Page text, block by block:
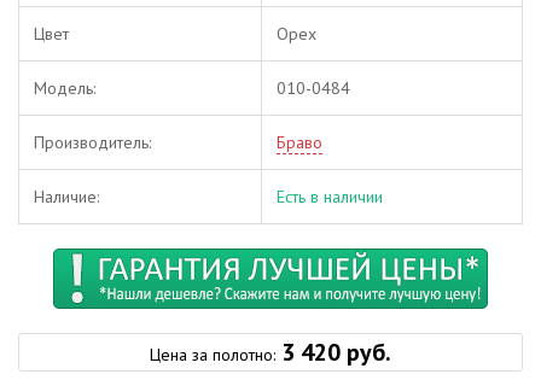
Цвет Орех
Модель: 010-0484
Производитель: Браво
Наличие: Есть в наличии
Цена за полотно: 3 420 руб.